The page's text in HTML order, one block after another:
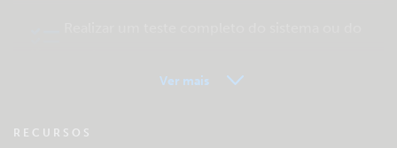
VRM - FAQ Monitorização Remota
Ver mais
RECURSOS